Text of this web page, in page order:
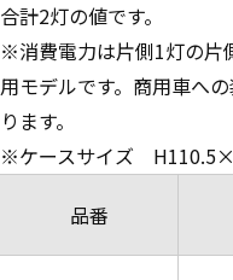
合計2灯の値です。
※消費電力は片側1灯の片
用モデルです。商用車へ
ります。
※ケースサイズ
品番